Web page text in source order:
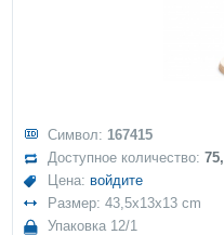
Символ: 167415
Доступное количество:75,
Цена: войдите
Размер: 43,5x13x13 cm
Упаковка 12/1